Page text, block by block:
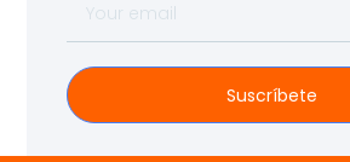
Suscríbete